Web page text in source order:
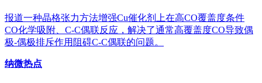
报道一种晶格张力方法增强Cu催化剂上在高CO覆盖度条件
CO化学吸附、C-C偶联反应，解决了通常高覆盖度CO导致偶
极-偶极排斥作用阻碍C-C偶联的问题。
纳微热点